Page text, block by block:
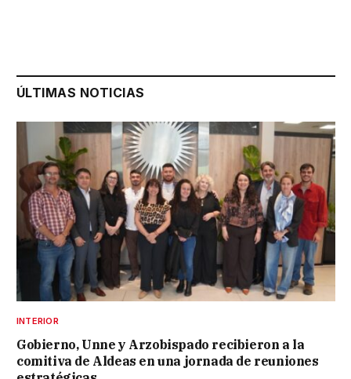
ÚLTIMAS NOTICIAS
INTERIOR
Gobierno, Unne y Arzobispado recibieron a la
comitiva de Aldeas en una jornada de reuniones